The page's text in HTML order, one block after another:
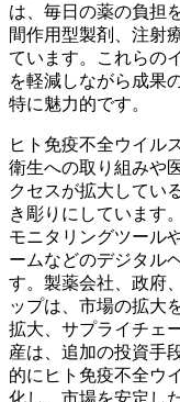
は、毎日の薬の負担
間作用型製剤、注射
ています。これらの
を軽減しながら成果
特に魅力的です。
ヒト免疫不全ウイル
衛生への取り組みや
クセスが拡大してい
き彫りにしています
モニタリングツール
ームなどのデジタル
す。製薬会社、政府
ップは、市場の拡大
拡大、サプライチェ
産は、追加の投資手
的にヒト免疫不全ウ
化し、市場を安定し